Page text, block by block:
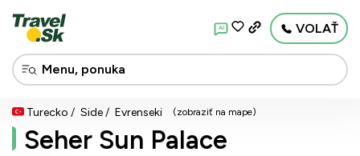
AI VOLAŤ
Turecko Side Evrenseki (zobraziť na mape)
Seher Sun Palace